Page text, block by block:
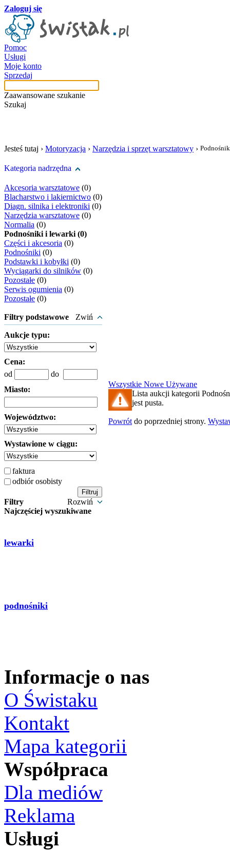
Zaloguj się
Pomoc
Usługi
Moje konto
Sprzedaj
Zaawansowane szukanie
Szukaj
Jesteś tutaj › Motoryzacja › Narzędzia i sprzęt warsztatowy ›
Kategoria nadrzędna
Akcesoria warsztatowe (0)
Blacharstwo i lakiernictwo (0)
Diagn. silnika i elektroniki (0)
Narzędzia warsztatowe (0)
Normalia (0)
Podnośniki i lewarki (0)
Części i akcesoria (0)
Podnośniki (0)
Podstawki i kobyłki (0)
Wyciągarki do silników (0)
Pozostałe (0)
Serwis ogumienia (0)
Pozostałe (0)
Filtry podstawowe Zwiń
Aukcje typu:
Cena:
od
do
Miasto:
Województwo:
Wystawione w ciągu:
faktura
odbiór osobisty
Filtry
Rozwiń
Najczęściej wyszukiwane
lewarki
podnośniki
Wszystkie Nowe Używane
Lista aukcji kategorii
jest pusta.
Powrót do poprzedniej strony.
Informacje o nas
O Świstaku
Kontakt
Mapa kategorii
Współpraca
Dla mediów
Reklama
Usługi